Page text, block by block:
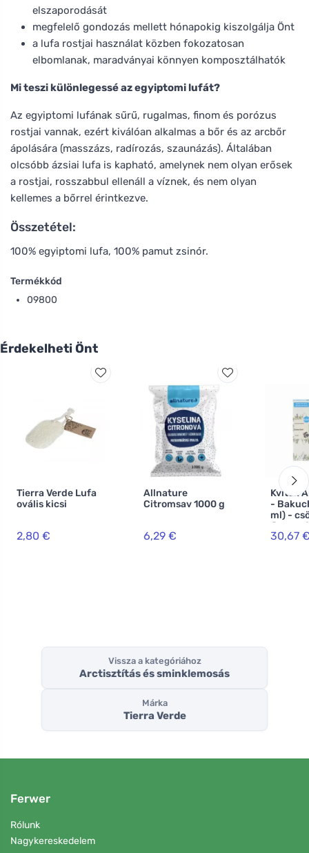
elszaporodását
megfelelő gondozás mellett hónapokig kiszolgálja Önt
a lufa rostjai használat közben fokozatosan
elbomlanak, maradványai könnyen komposztálhatók
Mi teszi különlegessé az egyiptomi lufát?
Az egyiptomi lufának sűrű, rugalmas, finom és porózus
rostjai vannak, ezért kiválóan alkalmas a bőr és az arcbőr
ápolására (masszázs, radírozás, szaunázás). Általában
olcsóbb ázsiai lufa is kapható, amelynek nem olyan erősek
a rostjai, rosszabbul ellenáll a víznek, és nem olyan
kellemes a bőrrel érintkezve.
Összetétel:
100% egyiptomi lufa, 100% pamut zsinór.
Termékkód
09800
Érdekelheti Önt
Tierra Verde Lufa
ovális kicsi
2,80 €
Allnature
Citromsav 1000 g
6,29 €
Kvitok
-
ml) -
finom
30,67
Vissza a kategóriához
Arctisztítás és sminklemosás
Márka
Tierra Verde
Ferwer
Rólunk
Nagykereskedelem